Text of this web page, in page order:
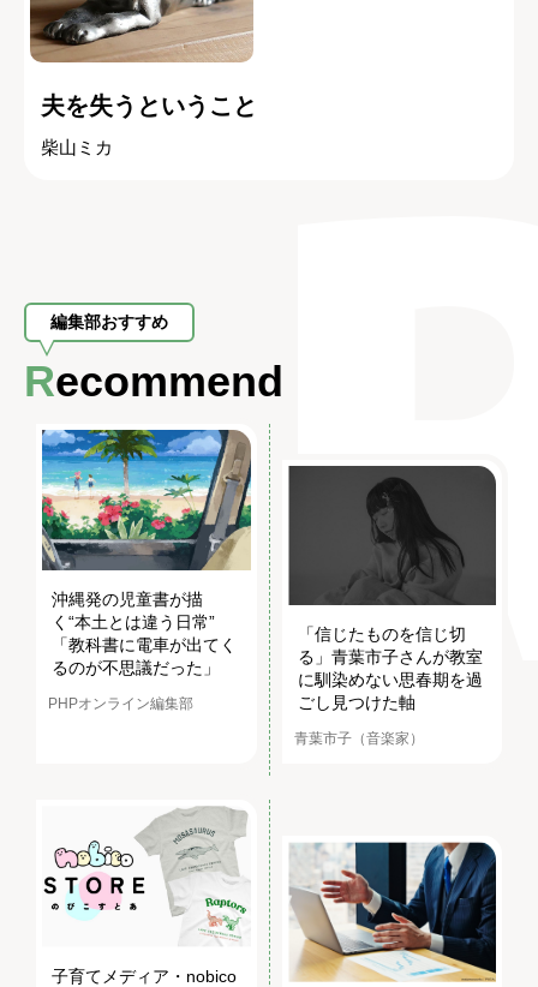
夫を失うということ
柴山ミカ
編集部おすすめ
Recommend
沖縄発の児童書が描
く“本土とは違う日常”
「教科書に電車が出てく
るのが不思議だった」
PHPオンライン編集部
「信じたものを信じ切
る」青葉市子さんが教室
に馴染めない思春期を過
ごし見つけた軸
青葉市子（音楽家）
子育てメディア・nobico